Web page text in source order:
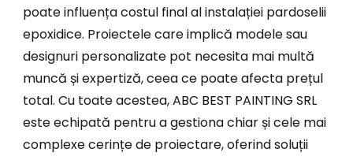
poate influența costul final al instalației pardoselii
epoxidice. Proiectele care implică modele sau
designuri personalizate pot necesita mai multă
muncă și expertiză, ceea ce poate afecta prețul
total. Cu toate acestea, ABC BEST PAINTING SRL
este echipată pentru a gestiona chiar și cele mai
complexe cerințe de proiectare, oferind soluții